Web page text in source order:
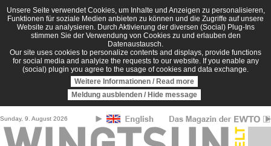
Direkt zum Inhalt
Unsere Seite verwendet Cookies, um Inhalte und Anzeigen zu personalisieren,
Funktionen für soziale Medien anbieten zu können und die Zugriffe auf unsere
Website zu analysieren. Durch Aktivierung der diversen (Social) Plug-Ins
stimmen Sie der Verwendung von Cookies zu und erlauben den
Datenaustausch.
Our site uses cookies to personalize contents and displays, provide functions
for social media and analyize the requests to our website. If you enable any
(social) plugin you agree to the usage of cookies and data exchange.
Weitere Informationen / Read more
Meldung ausblenden / Hide message
Sunday, 9. August 2026